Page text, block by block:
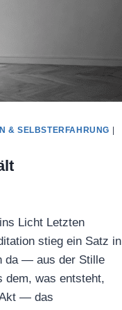
& SELBSTERFAHRUNG
Licht Letzten
stieg ein Satz in
da — aus der Stille
dem, was entsteht,
Akt — das